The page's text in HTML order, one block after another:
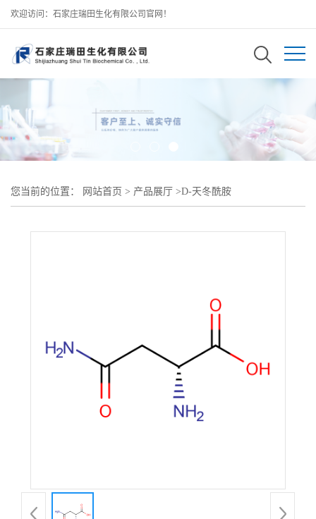
欢迎访问：石家庄瑞田生化有限公司官网！
您当前的位置： 网站首页 > 产品展厅 >D-天冬酰胺